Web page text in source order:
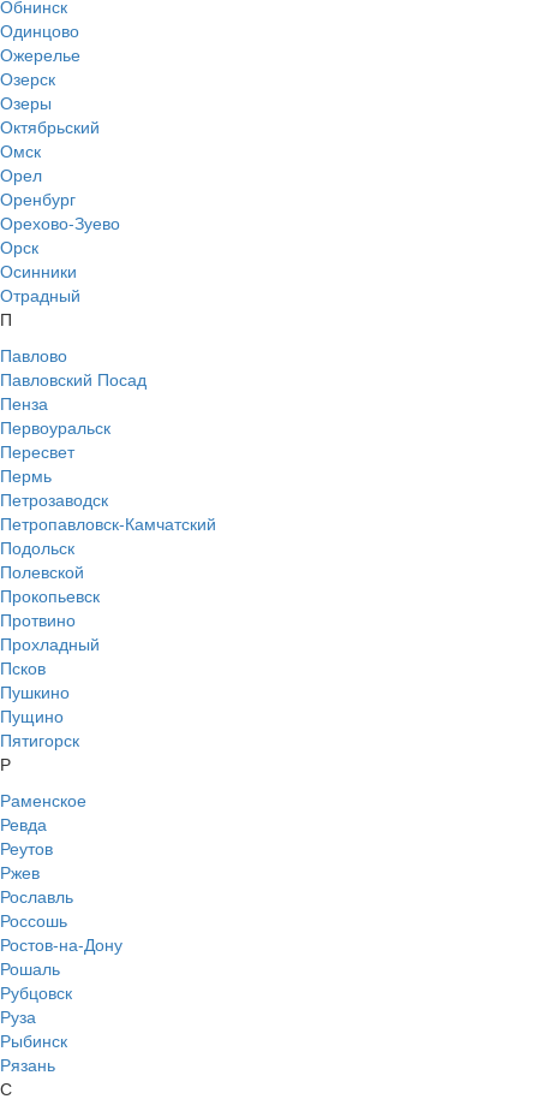
Обнинск
Одинцово
Ожерелье
Озерск
Озеры
Октябрьский
Омск
Орел
Оренбург
Орехово-Зуево
Орск
Осинники
Отрадный
П
Павлово
Павловский Посад
Пенза
Первоуральск
Пересвет
Пермь
Петрозаводск
Петропавловск-Камчатский
Подольск
Полевской
Прокопьевск
Протвино
Прохладный
Псков
Пушкино
Пущино
Пятигорск
Р
Раменское
Ревда
Реутов
Ржев
Рославль
Россошь
Ростов-на-Дону
Рошаль
Рубцовск
Руза
Рыбинск
Рязань
С